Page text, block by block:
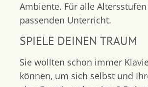
Ambiente. Für alle
passenden Unterricht.
SPIELE DEINEN TRAUM
Sie wollten schon immer
können, um sich selbst und